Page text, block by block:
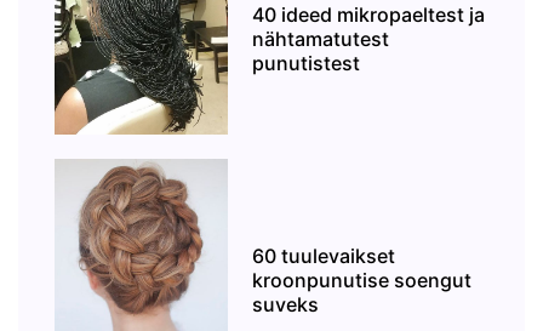
40 ideed mikropaeltest ja
nähtamatutest
punutistest
60 tuulevaikset
kroonpunutise soengut
suveks